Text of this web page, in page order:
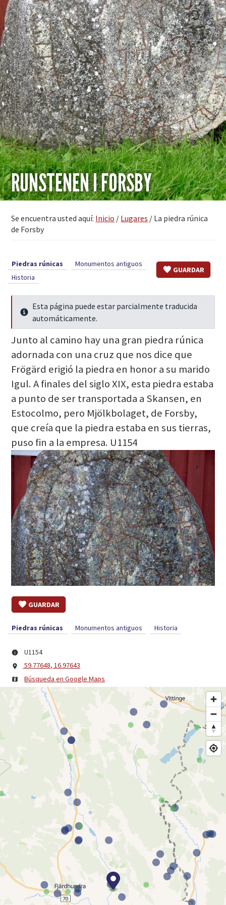
RUNSTENEN I FORSBY
Se encuentra usted aquí: Inicio / Lugares / La piedra rúnica
de Forsby
GUARDAR
Piedras rúnicas
Monumentos antiguos
Historia
Seguir leyendo
Esta página puede estar parcialmente traducida
automáticamente.
Junto al camino hay una gran piedra rúnica
adornada con una cruz que nos dice que
Frögärd erigió la piedra en honor a su marido
Igul. A finales del siglo XIX, esta piedra estaba
a punto de ser transportada a Skansen, en
Estocolmo, pero Mjölkbolaget, de Forsby,
que creía que la piedra estaba en sus tierras,
puso fin a la empresa. U1154
GUARDAR
Piedras rúnicas Monumentos antiguos Historia
U1154
59.77648, 16.97643
Búsqueda en Google Maps